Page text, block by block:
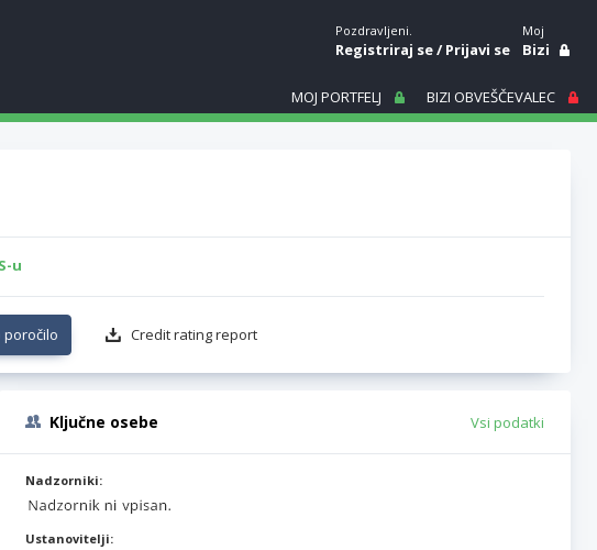
Pozdravljeni.
Registriraj se/Prijavi se
Moj
Bizi
MOJ PORTFELJ BIZI OBVEŠČEVALEC
u
poročilo Credit rating report
Ključne osebe Vsi podatki
Nadzorniki:
Ustanovitelji: